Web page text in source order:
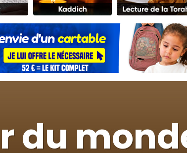
viennent de nous rejoindre sur WhatsApp
viennent de demander une bénédiction
places pour étudier en groupe sur Zoom
de nous rejoindre sur WhatsApp
de nous rejoindre sur WhatsApp
viennent de nous rejoindre sur WhatsApp
places pour étudier en groupe sur Zoom